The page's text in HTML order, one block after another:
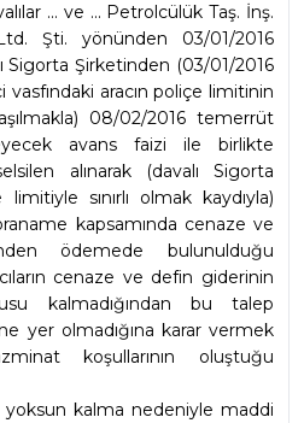
... ve ... Petrolcülük Taş. İnş.
Şti. yönünden 03/01/2016
Sigorta Şirketinden (03/01/2016
aracın poliçe limitinin
08/02/2016 temerrüt
avans faizi ile birlikte
alınarak (davalı Sigorta
sınırlı olmak kaydıyla)
kapsamında cenaze ve
ödemede bulunulduğu
cenaze ve defin giderinin
kalmadığından bu talep
yer olmadığına karar vermek
koşullarının oluştuğu
yoksun kalma nedeniyle maddi